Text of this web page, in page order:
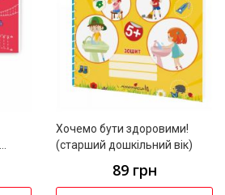
Хочемо бути здоровими!
(старший дошкільний вік)
89 грн